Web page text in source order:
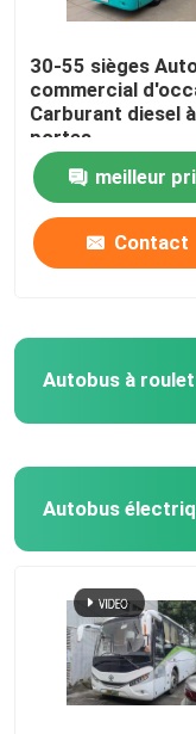
Autobus Yutong
Autobus utilisé
Camions
Autobus utilisé
Mini-car
30-55 sièges
commercial
Carburant diesel
portes
meilleur
Contact
Autobus à
Autobus